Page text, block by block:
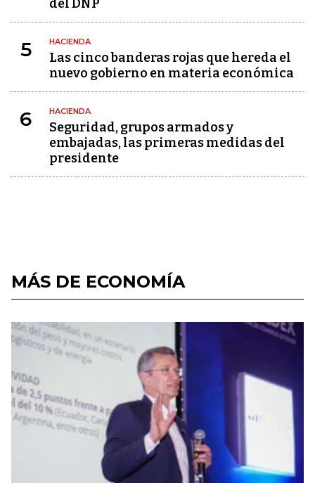
del DNP
5 HACIENDA
Las cinco banderas rojas que hereda el
nuevo gobierno en materia económica
6 HACIENDA
Seguridad, grupos armados y
embajadas, las primeras medidas del
presidente
MÁS DE ECONOMÍA